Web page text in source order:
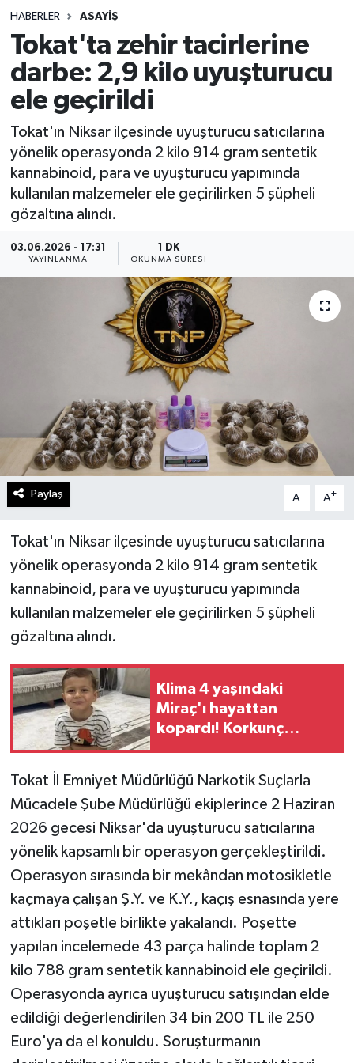
HABERLER ASAYIŞ
Tokat'ta zehir tacirlerine
darbe: 2,9 kilo uyuşturucu
ele geçirildi
Tokat'ın Niksar ilçesinde uyuşturucu satıcılarına
yönelik operasyonda 2 kilo 914 gram sentetik
kannabinoid, para ve uyuşturucu yapımında
kullanılan malzemeler ele geçirilirken 5 şüpheli
gözaltına alındı.
03.06.2026 - 17:31
YAYINLANMA
1 DK
OKUNMA SÜRESI
Paylaş A- A+
Tokat'ın Niksar ilçesinde uyuşturucu satıcılarına
yönelik operasyonda 2 kilo 914 gram sentetik
kannabinoid, para ve uyuşturucu yapımında
kullanılan malzemeler ele geçirilirken 5 şüpheli
gözaltına alındı.
Klima 4 yaşındaki
Miraç'ı hayattan
kopardı! Korkunç
Tokat İl Emniyet Müdürlüğü Narkotik Suçlarla
Mücadele Şube Müdürlüğü ekiplerince 2 Haziran
2026 gecesi Niksar'da uyuşturucu satıcılarına
yönelik kapsamlı bir operasyon gerçekleştirildi.
Operasyon sırasında bir mekândan motosikletle
kaçmaya çalışan Ş.Y. ve K.Y., kaçış esnasında yere
attıkları poşetle birlikte yakalandı. Poşette
yapılan incelemede 43 parça halinde toplam 2
kilo 788 gram sentetik kannabinoid ele geçirildi.
Operasyonda ayrıca uyuşturucu satışından elde
edildiği değerlendirilen 34 bin 200 TL ile 250
Euro'ya da el konuldu. Soruşturmanın
Spor
Teknoloji
Yaşam